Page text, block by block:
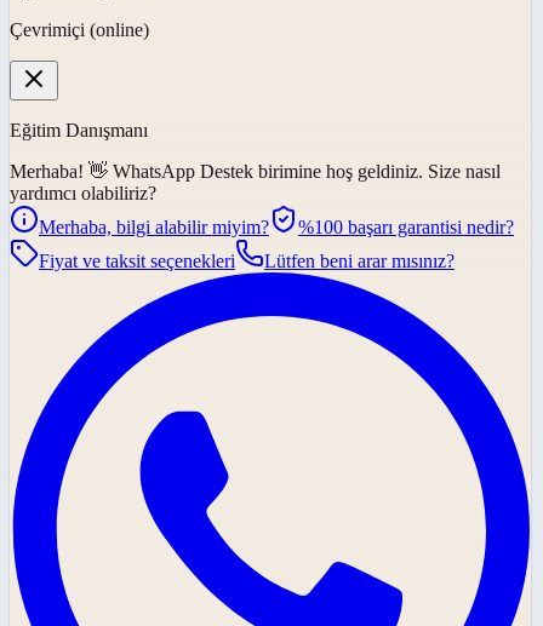
Çevrimiçi (online)
Eğitim Danışmanı
Merhaba! 👋 WhatsApp Destek birimine hoş geldiniz. Size nasıl
yardımcı olabiliriz?
Merhaba, bilgi alabilir miyim?
%100 başarı garantisi nedir?
Fiyat ve taksit seçenekleri
Lütfen beni arar mısınız?